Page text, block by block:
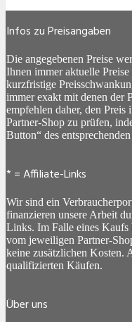
Infos zu Preisangaben
Die angegebenen Preise
Ihnen immer aktuelle
kurzfristige
immer exakt mit denen der
empfehlen daher, den
Partner-Shop zu prüfen,
Button“ des
* = Affiliate-Links
Wir sind ein
finanzieren unsere Arbeit
Links. Im Falle eines
vom jeweiligen Partner-
keine zusätzlichen Kosten.
qualifizierten Käufen.
Über uns